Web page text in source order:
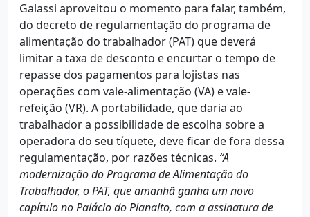
Galassi aproveitou o momento para falar, também,
do decreto de regulamentação do programa de
alimentação do trabalhador (PAT) que deverá
limitar a taxa de desconto e encurtar o tempo de
repasse dos pagamentos para lojistas nas
operações com vale-alimentação (VA) e vale-
refeição (VR). A portabilidade, que daria ao
trabalhador a possibilidade de escolha sobre a
operadora do seu tíquete, deve ficar de fora dessa
regulamentação, por razões técnicas. “A
modernização do Programa de Alimentação do
Trabalhador, o PAT, que amanhã ganha um novo
capítulo no Palácio do Planalto, com a assinatura de